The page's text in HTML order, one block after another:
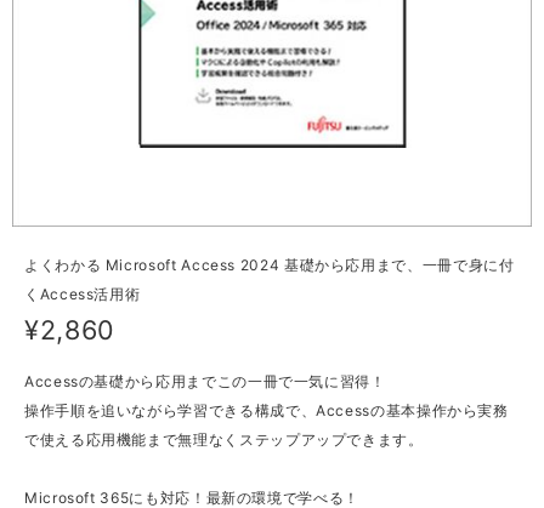
よくわかる Microsoft Access 2024 基礎から応用まで、一冊で身に付
くAccess活用術
¥2,860
Accessの基礎から応用までこの一冊で一気に習得！
操作手順を追いながら学習できる構成で、Accessの基本操作から実務
で使える応用機能まで無理なくステップアップできます。
Microsoft 365にも対応！最新の環境で学べる！